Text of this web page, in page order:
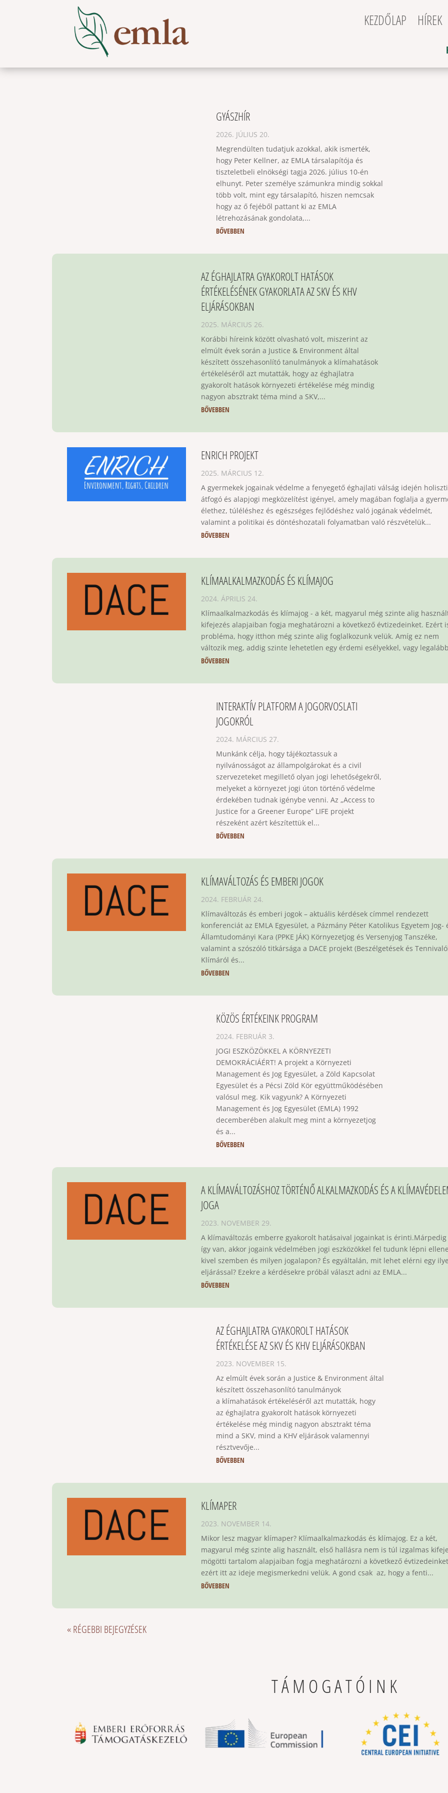
KEZDŐLAP HÍREK
GYÁSZHÍR
2026. JÚLIUS 20.
Megrendülten tudatjuk azokkal, akik ismerték,
hogy Peter Kellner, az EMLA társalapítója és
tiszteletbeli elnökségi tagja 2026. július 10-én
elhunyt. Peter személye számunkra mindig sokkal
több volt, mint egy társalapító, hiszen nemcsak
hogy az ő fejéből pattant ki az EMLA
létrehozásának gondolata,...
BŐVEBBEN
AZ ÉGHAJLATRA GYAKOROLT HATÁSOK
ÉRTÉKELÉSÉNEK GYAKORLATA AZ SKV ÉS KHV
ELJÁRÁSOKBAN
2025. MÁRCIUS 26.
Korábbi híreink között olvasható volt, miszerint az
elmúlt évek során a Justice & Environment által
készített összehasonlító tanulmányok a klímahatások
értékeléséről azt mutatták, hogy az éghajlatra
gyakorolt hatások környezeti értékelése még mindig
nagyon absztrakt téma mind a SKV,...
BŐVEBBEN
ENRICH PROJEKT
2025. MÁRCIUS 12.
A gyermekek jogainak védelme a fenyegető éghajlati válság idején
átfogó és alapjogi megközelítést igényel, amely magában foglalja a
élethez, túléléshez és egészséges fejlődéshez való jogának védelmét,
valamint a politikai és döntéshozatali folyamatban való részvételük...
BŐVEBBEN
KLÍMAALKALMAZKODÁS ÉS KLÍMAJOG
2024. ÁPRILIS 24.
Klímaalkalmazkodás és klímajog - a két, magyarul még szinte alig
kifejezés alapjaiban fogja meghatározni a következő évtizedeinket. Ezért
probléma, hogy itthon még szinte alig foglalkozunk velük. Amíg ez nem
változik meg, addig szinte lehetetlen egy érdemi esélyekkel, vagy
BŐVEBBEN
INTERAKTÍV PLATFORM A JOGORVOSLATI
JOGOKRÓL
2024. MÁRCIUS 27.
Munkánk célja, hogy tájékoztassuk a
nyilvánosságot az állampolgárokat és a civil
szervezeteket megillető olyan jogi lehetőségekről,
melyeket a környezet jogi úton történő védelme
érdekében tudnak igénybe venni. Az „Access to
Justice for a Greener Europe” LIFE projekt
részeként azért készítettük el...
BŐVEBBEN
KLÍMAVÁLTOZÁS ÉS EMBERI JOGOK
2024. FEBRUÁR 24.
Klímaváltozás és emberi jogok – aktuális kérdések címmel rendezett
konferenciát az EMLA Egyesület, a Pázmány Péter Katolikus Egyetem Jog-
Államtudományi Kara (PPKE JÁK) Környezetjog és Versenyjog Tanszéke,
valamint a szószóló titkársága a DACE projekt (Beszélgetések és
Klímáról és...
BŐVEBBEN
KÖZÖS ÉRTÉKEINK PROGRAM
2024. FEBRUÁR 3.
JOGI ESZKÖZÖKKEL A KÖRNYEZETI
DEMOKRÁCIÁÉRT! A projekt a Környezeti
Management és Jog Egyesület, a Zöld Kapcsolat
Egyesület és a Pécsi Zöld Kör együttműködésében
valósul meg. Kik vagyunk? A Környezeti
Management és Jog Egyesület (EMLA) 1992
decemberében alakult meg mint a környezetjog
és a...
BŐVEBBEN
A KLÍMAVÁLTOZÁSHOZ TÖRTÉNŐ ALKALMAZKODÁS ÉS A
JOGA
2023. NOVEMBER 29.
A klímaváltozás emberre gyakorolt hatásaival jogainkat is érinti.Márpedig
így van, akkor jogaink védelmében jogi eszközökkel fel tudunk lépni
kivel szemben és milyen jogalapon? És egyáltalán, mit lehet elérni egy
eljárással? Ezekre a kérdésekre próbál választ adni az EMLA...
BŐVEBBEN
AZ ÉGHAJLATRA GYAKOROLT HATÁSOK
ÉRTÉKELÉSE AZ SKV ÉS KHV ELJÁRÁSOKBAN
2023. NOVEMBER 15.
Az elmúlt évek során a Justice & Environment által
készített összehasonlító tanulmányok
a klímahatások értékeléséről azt mutatták, hogy
az éghajlatra gyakorolt hatások környezeti
értékelése még mindig nagyon absztrakt téma
mind a SKV, mind a KHV eljárások valamennyi
résztvevője...
BŐVEBBEN
KLÍMAPER
2023. NOVEMBER 14.
Mikor lesz magyar klímaper? Klímaalkalmazkodás és klímajog. Ez a két,
magyarul még szinte alig használt, első hallásra nem is túl izgalmas
mögötti tartalom alapjaiban fogja meghatározni a következő
ezért itt az ideje megismerkedni velük. A gond csak az, hogy a fenti...
BŐVEBBEN
« RÉGEBBI BEJEGYZÉSEK
TÁMOGATÓINK